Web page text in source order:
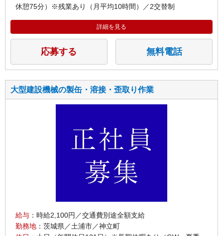
休憩75分）※残業あり（月平均10時間）／2交替制
詳細を見る
応募する 無料電話
大型建設機械の製缶・溶接・歪取り作業
給与 ：時給2,100円／交通費別途全額支給
勤務地 ：茨城県／土浦市／神立町